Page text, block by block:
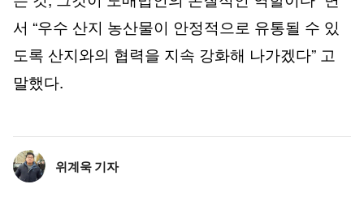
서 “우수 산지 농산물이 안정적으로 유통될 수 있
도록 산지와의 협력을 지속 강화해 나가겠다” 고
말했다.
위계욱 기자